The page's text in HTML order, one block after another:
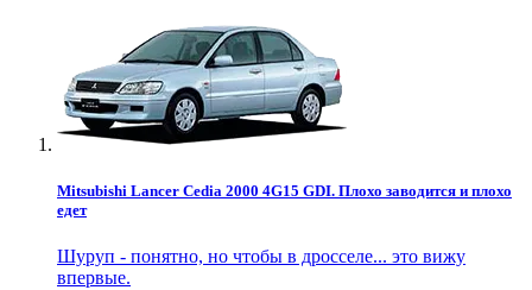
Mitsubishi Lancer Cedia 2000 4G15 GDI. Плохо заводится и плохо
едет
Шуруп - понятно, но чтобы в дросселе... это вижу
впервые.